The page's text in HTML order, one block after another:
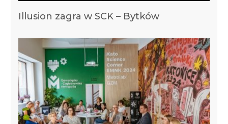
Illusion zagra w SCK – Bytków